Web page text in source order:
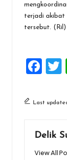
terjadi akibat
tersebut. (Ril)
F
ce
o
Last
Delik
View All